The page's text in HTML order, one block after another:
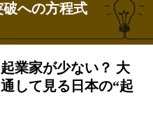
破への方程式
業家が少ない？ 大
して見る日本の“起